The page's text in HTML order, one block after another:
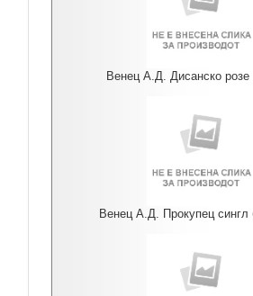
Венец А.Д. Дисанско
Венец А.Д. Прокупец сингл